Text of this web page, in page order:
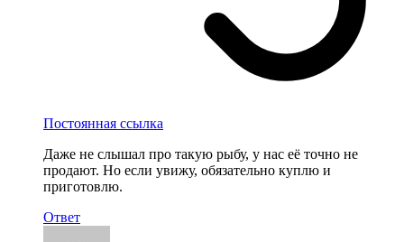
Постоянная ссылка
Даже не слышал про такую рыбу, у нас её точно не
продают. Но если увижу, обязательно куплю и
приготовлю.
Ответ